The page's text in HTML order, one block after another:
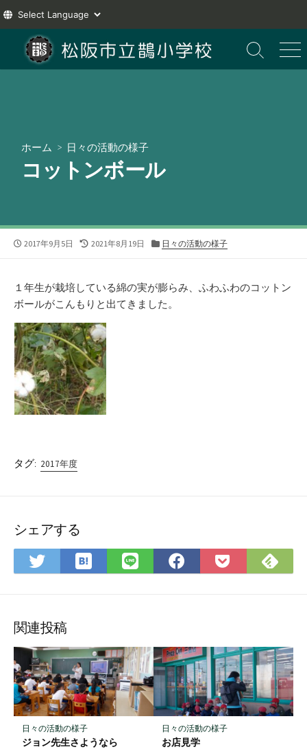
テ
検
索
メ
ニ
ホーム > 日々の活動の様子
コットンボール
公
2017年9月5日
最
新
日
2021年8月19日
カ
リ
ー
日々の活動の様子
１年生が栽培している綿の実が膨らみ、ふわふわのコットン
ボールがこんもりと出てきました。
タグ: 2017年度
シェアする
Twitter
で
ア
は
て
ク
マ
ー
ク
に
存
LINE
で
Facebook
で
Pocket
に
で
関連投稿
日々の活動の様子
ジョン先生さようなら
日々の活動の様子
お店見学